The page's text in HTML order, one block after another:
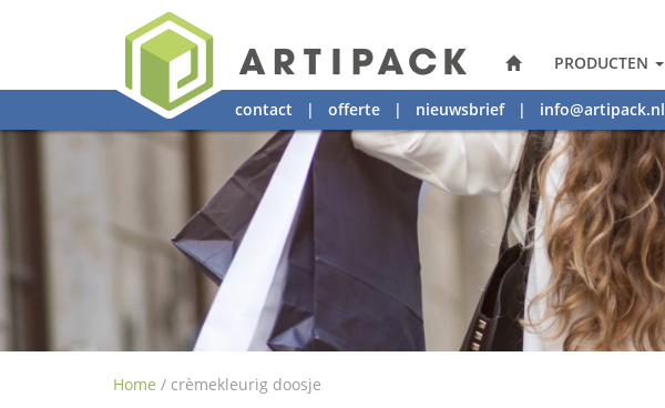
PRODUCTEN
contact | offerte | nieuwsbrief| info@artipack.nl
Home / crèmekleurig doosje